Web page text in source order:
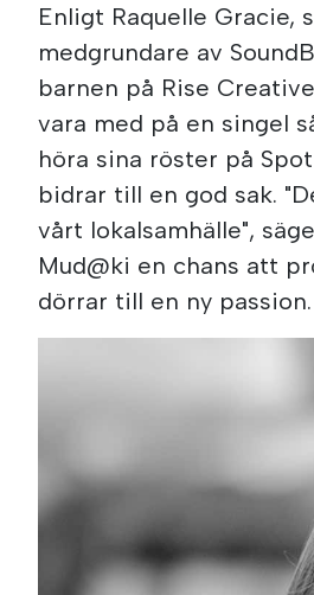
Enligt Raquelle Gracie,
medgrundare av
barnen på Rise
vara med på en singel
höra sina röster på
bidrar till en god sak.
vårt lokalsamhälle",
Mud@ki en chans att
dörrar till en ny passion.